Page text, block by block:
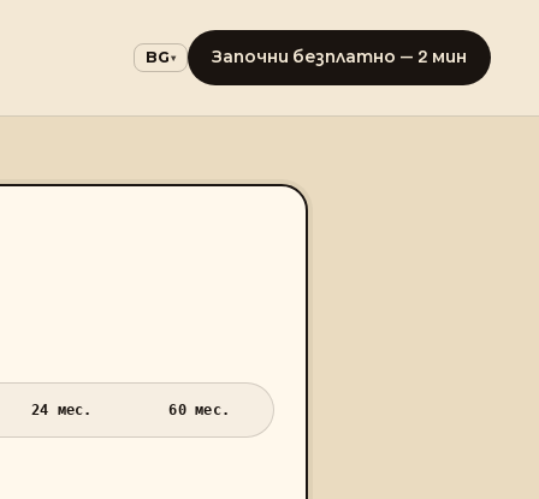
BG ▾ Започни безплатно — 2 мин
24 мес. 60 мес.